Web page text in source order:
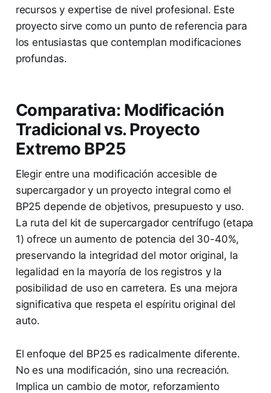
recursos y expertise de nivel profesional. Este
proyecto sirve como un punto de referencia para
los entusiastas que contemplan modificaciones
profundas.
Comparativa: Modificación
Tradicional vs. Proyecto
Extremo BP25
Elegir entre una modificación accesible de
supercargador y un proyecto integral como el
BP25 depende de objetivos, presupuesto y uso.
La ruta del kit de supercargador centrífugo (etapa
1) ofrece un aumento de potencia del 30-40%,
preservando la integridad del motor original, la
legalidad en la mayoría de los registros y la
posibilidad de uso en carretera. Es una mejora
significativa que respeta el espíritu original del
auto.
El enfoque del BP25 es radicalmente diferente.
No es una modificación, sino una recreación.
Implica un cambio de motor, reforzamiento